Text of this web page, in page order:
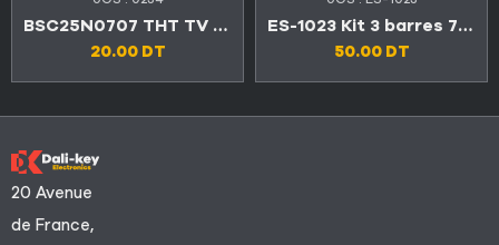
BSC25N0707 THT TV LEXUS
20.00 DT
ES-1023 Kit 3 barres 7 LED 3V TV LG 43″
50.00 DT
20 Avenue
de France,